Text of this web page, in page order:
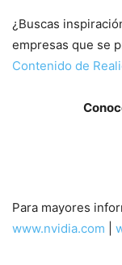
¿Buscas
empresas que se
Contenido de
Para mayores
www.nvidia.com